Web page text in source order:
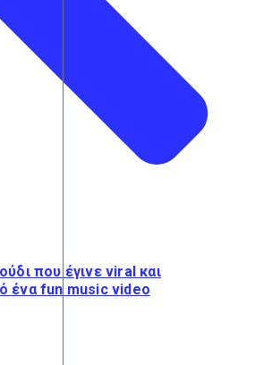
που έγινε viral και
ένα fun music video